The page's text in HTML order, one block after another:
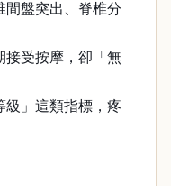
間盤突出、脊椎分
接受按摩，卻「無
級」這類指標，疼